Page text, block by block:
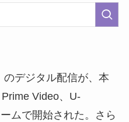
デジタル配信が、本
Video、U-
ムで開始された。さら